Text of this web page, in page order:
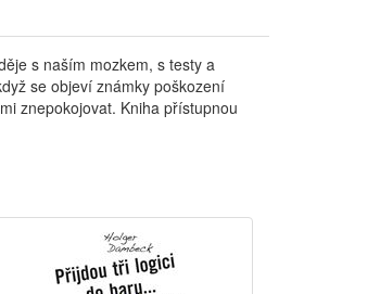
s naším mozkem, s testy a
se objeví známky poškození
znepokojovat. Kniha přístupnou